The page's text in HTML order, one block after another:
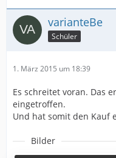
varianteBe
Schüler
1. März 2015 um 18:39
Es schreitet voran. Das
eingetroffen.
Und hat somit den Kauf
Bilder